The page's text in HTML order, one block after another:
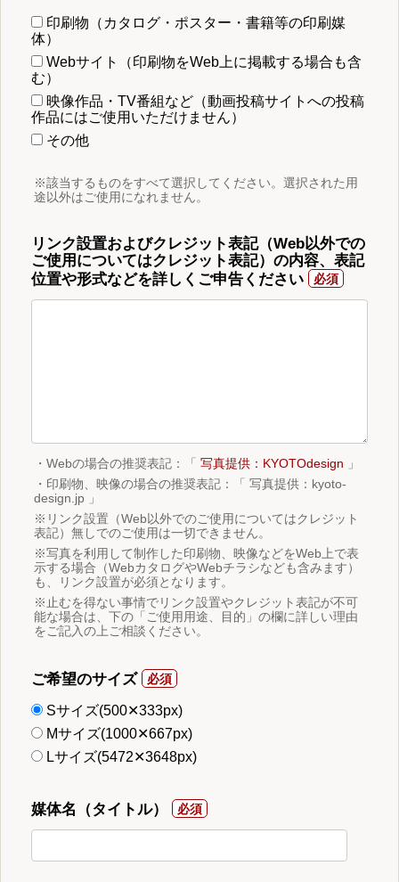
印刷物（カタログ・ポスター・書籍等の印刷媒
体）
Webサイト（印刷物をWeb上に掲載する場合も含
む）
映像作品・TV番組など（動画投稿サイトへの投稿
作品にはご使用いただけません）
その他
※該当するものをすべて選択してください。選択された用
途以外はご使用になれません。
リンク設置およびクレジット表記（Web以外での
ご使用についてはクレジット表記）の内容、表記
位置や形式などを詳しくご申告ください
・Webの場合の推奨表記：「 写真提供：KYOTOdesign 」
・印刷物、映像の場合の推奨表記：「 写真提供：kyoto-
design.jp 」
※リンク設置（Web以外でのご使用についてはクレジット
表記）無しでのご使用は一切できません。
※写真を利用して制作した印刷物、映像などをWeb上で表
示する場合（WebカタログやWebチラシなども含みます）
も、リンク設置が必須となります。
※止むを得ない事情でリンク設置やクレジット表記が不可
能な場合は、下の「ご使用用途、目的」の欄に詳しい理由
をご記入の上ご相談ください。
ご希望のサイズ
Sサイズ(500✕333px)
Mサイズ(1000✕667px)
Lサイズ(5472✕3648px)
媒体名（タイトル）